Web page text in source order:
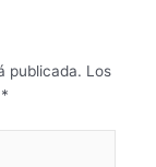
publicada. Los
*